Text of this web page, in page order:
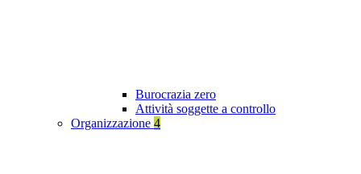
Burocrazia zero
Attività soggette a controllo
Organizzazione 4